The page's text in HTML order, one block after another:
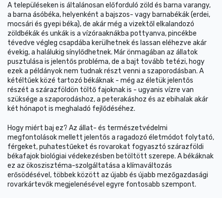
A településeken is általánosan előforduló zöld és barna varangy,
a barna ásóbéka, helyenként a bajszos- vagy barnabékák (erdei,
mocsári és gyepi béka), de akár még a vizektől elkalandozó
zöldbékák és unkák is a vízóraaknákba pottyanva, pincékbe
tévedve végleg csapdába kerülhetnek és lassan eléhezve akár
évekig, a halálukig sínylődhetnek. Már önmagában az állatok
pusztulása is jelentős probléma, de a bajt tovább tetézi, hogy
ezek a példányok nem tudnak részt venni a szaporodásban. A
kétéltűek közé tartozó békáknak - még az életük jelentős
részét a szárazföldön töltő fajoknak is - ugyanis vízre van
szüksége a szaporodáshoz, a peterakáshoz és az ebihalak akár
két hónapot is meghaladó fejlődéséhez.
Hogy miért baj ez? Az állat- és természetvédelmi
megfontolások mellett jelentős a ragadozó életmódot folytató,
férgeket, puhatestűeket és rovarokat fogyasztó szárazföldi
békafajok biológiai védekezésben betöltött szerepe. A békáknak
ez az ökoszisztéma-szolgáltatása a klímaváltozás
erősödésével, többek között az újabb és újabb mezőgazdasági
rovarkártevők megjelenésével egyre fontosabb szempont.